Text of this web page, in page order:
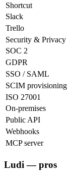
Shortcut
Slack
Trello
Security & Privacy
SOC 2
GDPR
SSO / SAML
SCIM provisioning
ISO 27001
On-premises
Public API
Webhooks
MCP server
Ludi — pros